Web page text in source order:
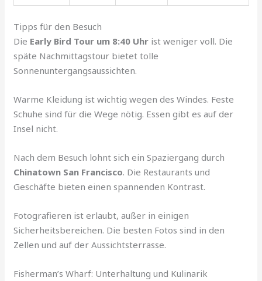
Tipps für den Besuch
Die Early Bird Tour um 8:40 Uhr ist weniger voll. Die
späte Nachmittagstour bietet tolle
Sonnenuntergangsaussichten.
Warme Kleidung ist wichtig wegen des Windes. Feste
Schuhe sind für die Wege nötig. Essen gibt es auf der
Insel nicht.
Nach dem Besuch lohnt sich ein Spaziergang durch
Chinatown San Francisco. Die Restaurants und
Geschäfte bieten einen spannenden Kontrast.
Fotografieren ist erlaubt, außer in einigen
Sicherheitsbereichen. Die besten Fotos sind in den
Zellen und auf der Aussichtsterrasse.
Fisherman’s Wharf: Unterhaltung und Kulinarik